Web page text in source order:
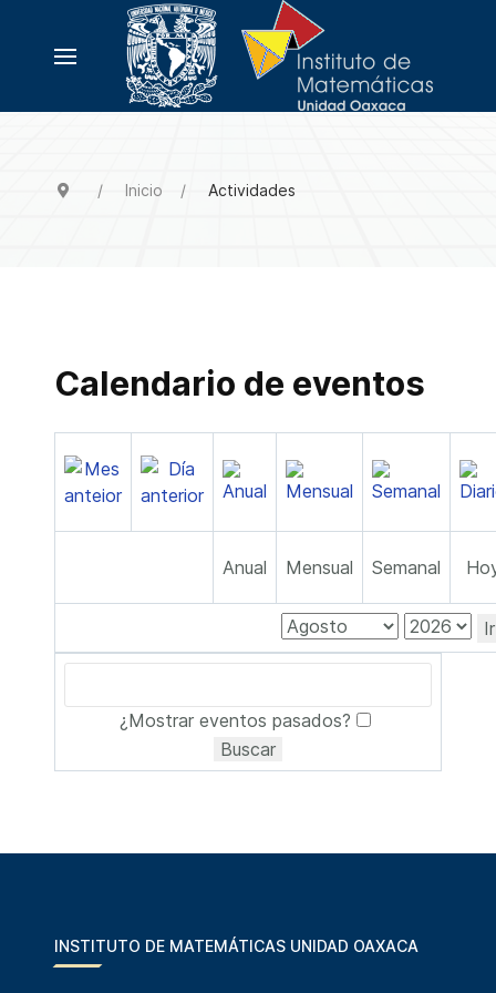
Inicio Actividades
Calendario de eventos
Anual Mensual Semanal
¿Mostrar eventos pasados?
INSTITUTO DE MATEMÁTICAS UNIDAD OAXACA